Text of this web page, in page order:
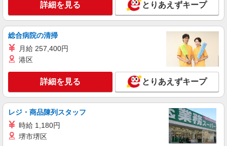
時給1450円〜2062円 ＜日払い有/週払い有/交
通費全支給(ガソリン代含む)＞
最寄り：田川伊田駅
キープ 詳細を見る
派遣社員
株式会社kotrio /●FK-H-2009535
向かう先は、笑顔の待つ場所！デイサービスの
サポート＆送迎STAFF
時給1450円〜2062円 ＜日払い有/週払い有/交
詳細を見る とりあえずキープ
総合病院の清掃
月給 257,400円
港区
詳細を見る とりあえずキープ
レジ・商品陳列スタッフ
時給 1,180円
堺市堺区